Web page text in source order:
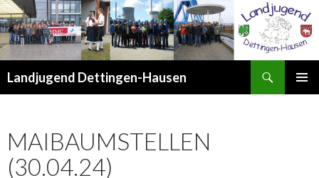
Landjugend Dettingen-Hausen
MAIBAUMSTELLEN
(30.04.24)